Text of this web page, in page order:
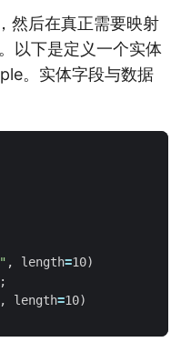
然后在真正需要映射
以下是定义一个实体
。实体字段与数据
, length=10)
;
, length=10)